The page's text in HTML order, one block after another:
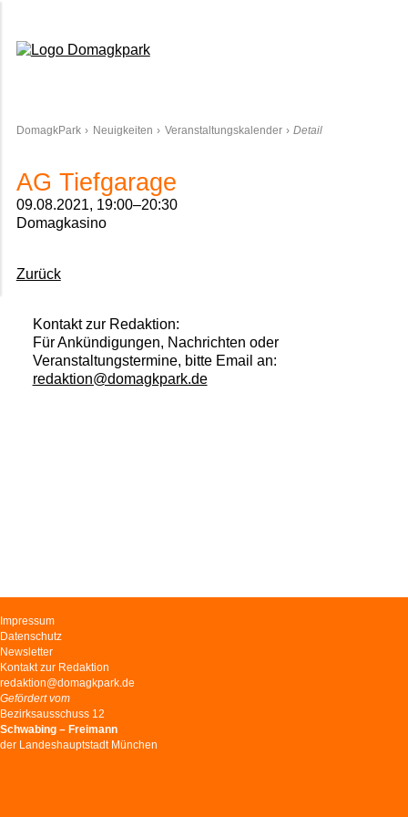
DomagkPark Neuigkeiten Veranstaltungskalender Detail
AG Tiefgarage
09.08.2021, 19:00–20:30
Domagkasino
Zurück
Kontakt zur Redaktion:
Für Ankündigungen, Nachrichten oder
Veranstaltungstermine, bitte Email an:
redaktion@domagkpark.de
Navigation
überspringen
Impressum
Datenschutz
Newsletter
Kontakt zur Redaktion
redaktion@domagkpark.de
Gefördert vom
Bezirksausschuss 12
Schwabing – Freimann
der Landeshauptstadt München